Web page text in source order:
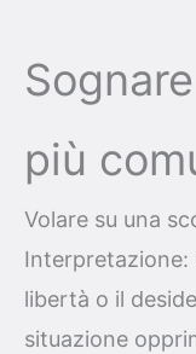
più
Volare su una
Interpretazione:
libertà o il
situazione